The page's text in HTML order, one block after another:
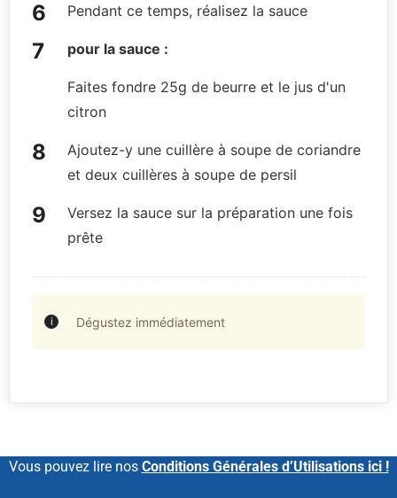
Pendant ce temps, réalisez la sauce
pour la sauce :
Faites fondre 25g de beurre et le jus d'un
citron
Ajoutez-y une cuillère à soupe de coriandre
et deux cuillères à soupe de persil
Versez la sauce sur la préparation une fois
prête
Dégustez immédiatement
Vous pouvez lire nos Conditions Générales d’Utilisations ici !